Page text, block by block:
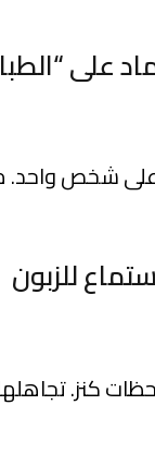
على شخص واحد.
كنز.